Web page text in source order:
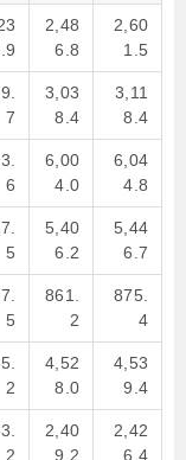
2,48
6.8
2,60
1.5
7
3,03
8.4
3,11
8.4
6
6,00
4.0
6,04
4.8
5
5,40
6.2
5,44
6.7
5
861.
2
875.
4
2
4,52
8.0
4,53
9.4
2
2,40
9.2
2,42
6.4